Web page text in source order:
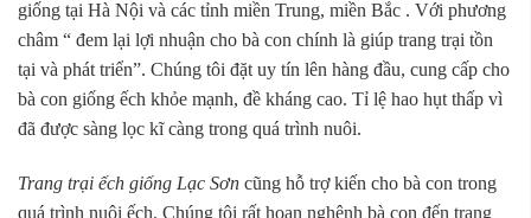
giống tại Hà Nội và các tỉnh miền Trung, miền Bắc . Với phương
châm “ đem lại lợi nhuận cho bà con chính là giúp trang trại tồn
tại và phát triển”. Chúng tôi đặt uy tín lên hàng đầu, cung cấp cho
bà con giống ếch khỏe mạnh, đề kháng cao. Tỉ lệ hao hụt thấp vì
đã được sàng lọc kĩ càng trong quá trình nuôi.
Trang trại ếch giống Lạc Sơn cũng hỗ trợ kiến cho bà con trong
quá trình nuôi ếch. Chúng tôi rất hoan nghênh bà con đến trang